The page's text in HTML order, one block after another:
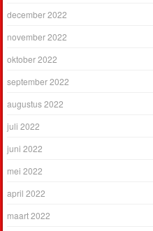
december 2022
november 2022
oktober 2022
september 2022
augustus 2022
juli 2022
juni 2022
mei 2022
april 2022
maart 2022